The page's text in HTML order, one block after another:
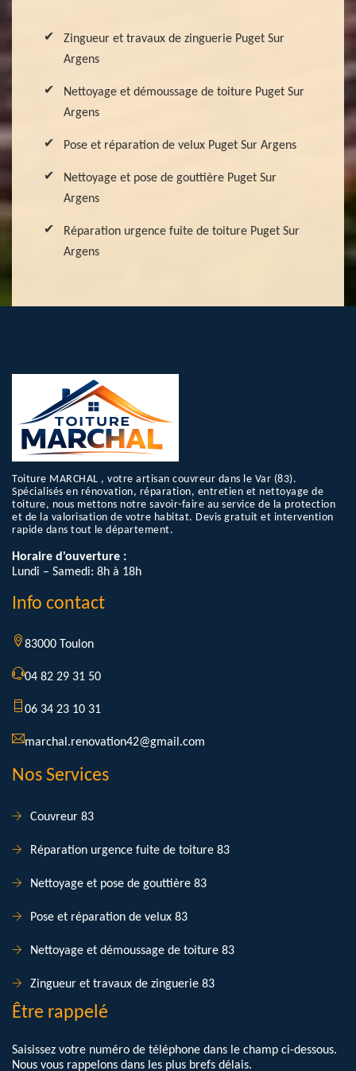
Zingueur et travaux de zinguerie Puget Sur
Argens
Nettoyage et démoussage de toiture Puget Sur
Argens
Pose et réparation de velux Puget Sur Argens
Nettoyage et pose de gouttière Puget Sur
Argens
Réparation urgence fuite de toiture Puget Sur
Argens
Toiture MARCHAL , votre artisan couvreur dans le Var (83).
Spécialisés en rénovation, réparation, entretien et nettoyage de
toiture, nous mettons notre savoir-faire au service de la protection
et de la valorisation de votre habitat. Devis gratuit et intervention
rapide dans tout le département.
Horaire d'ouverture :
Lundi – Samedi: 8h à 18h
Info contact
83000 Toulon
04 82 29 31 50
06 34 23 10 31
marchal.renovation42@gmail.com
Nos Services
Couvreur 83
Réparation urgence fuite de toiture 83
Nettoyage et pose de gouttière 83
Pose et réparation de velux 83
Nettoyage et démoussage de toiture 83
Zingueur et travaux de zinguerie 83
Être rappelé
Saisissez votre numéro de téléphone dans le champ ci-dessous.
Nous vous rappelons dans les plus brefs délais.